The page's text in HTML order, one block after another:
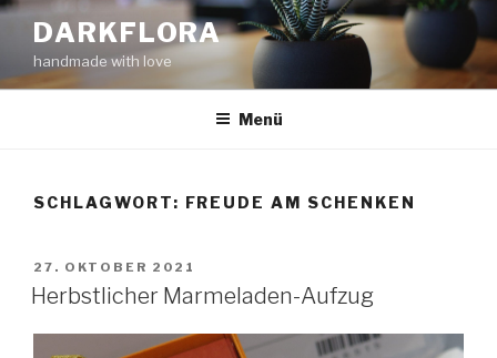
Zum
Inhalt
springen
DARKFLORA
handmade with love
Menü
SCHLAGWORT: FREUDE AM SCHENKEN
VERÖFFENTLICHT
AM
27. OKTOBER 2021
Herbstlicher Marmeladen-Aufzug